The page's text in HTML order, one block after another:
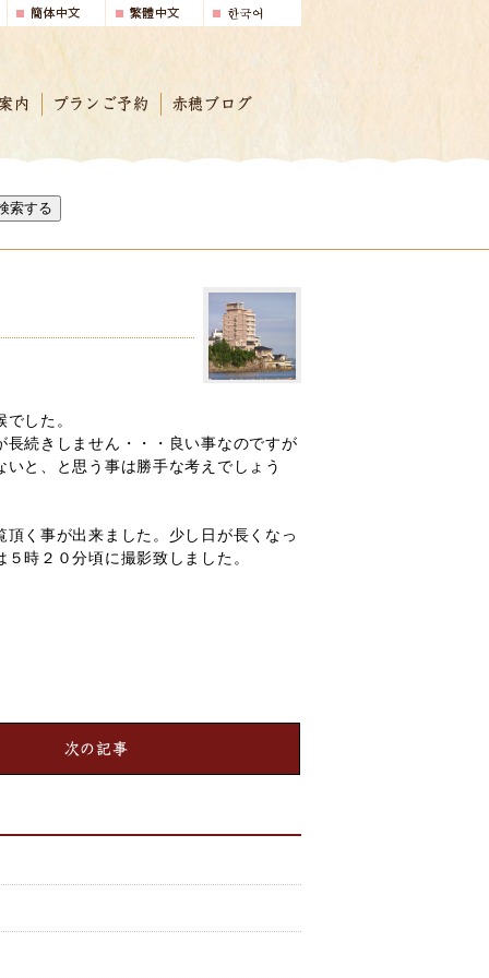
内 プランご予約 赤穂ブログ
索する
した。
長続きしません・・・良い事なのですが
いと、と思う事は勝手な考えでしょう
頂く事が出来ました。少し日が長くなっ
時２０分頃に撮影致しました。
次の記事